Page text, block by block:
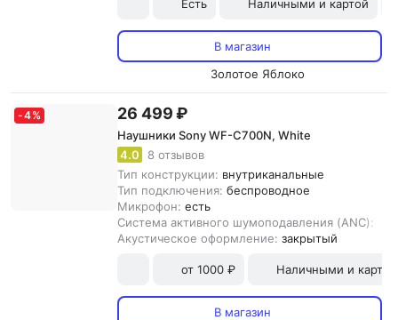
Есть Наличными и картой
В магазин
Золотое Яблоко
-4% 26 499 ₽
Наушники Sony WF-C700N, White
4.0
8 отзывов
Тип конструкции: внутриканальные
Тип подключения: беспроводное
Микрофон: есть
Система активного шумоподавления (ANC):
Акустическое оформление: закрытый
от 1000 ₽ Наличными и картой
В магазин